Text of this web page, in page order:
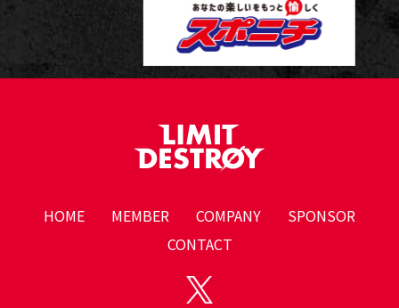
HOME MEMBER COMPANY
SPONSOR
CONTACT